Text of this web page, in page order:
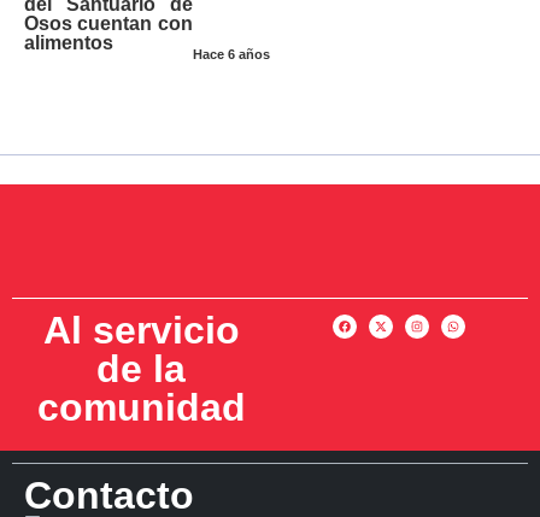
Hace 6 años
del Santuario de
Osos cuentan con
alimentos
Al servicio
de la
comunidad
Contacto